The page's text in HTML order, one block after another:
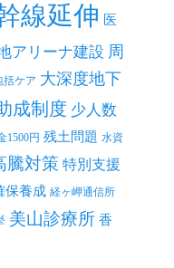
線延伸 医
アリーナ建設 周
括ケア 大深度地下
成制度 少人数
1500円 残土問題 水資
騰対策 特別支援
保養成 経ヶ岬通信所
美山診療所 香